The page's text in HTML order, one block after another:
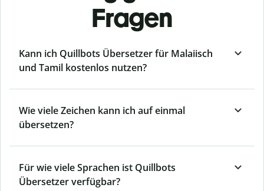
Fragen
Kann ich Quillbots Übersetzer für Malaiisch
und Tamil kostenlos nutzen?
Wie viele Zeichen kann ich auf einmal
übersetzen?
Für wie viele Sprachen ist Quillbots
Übersetzer verfügbar?